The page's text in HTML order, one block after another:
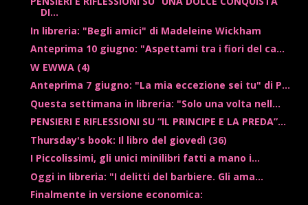
DI...
In libreria: "Begli amici" di Madeleine Wickham
Anteprima 10 giugno: "Aspettami tra i fiori del ca...
W EWWA (4)
Anteprima 7 giugno: "La mia eccezione sei tu" di P...
Questa settimana in libreria: "Solo una volta nell...
PENSIERI E RIFLESSIONI SU “IL PRINCIPE E LA PREDA”...
Thursday's book: Il libro del giovedì (36)
I Piccolissimi, gli unici minilibri fatti a mano i...
Oggi in libreria: "I delitti del barbiere. Gli ama...
Finalmente in versione economica: